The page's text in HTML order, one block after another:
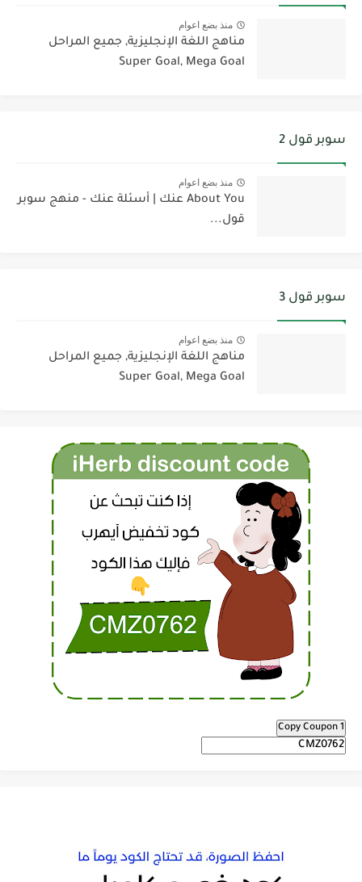
منذ بضع اعوام
مناهج اللغة الإنجليزية, جميع المراحل
Super Goal, Mega Goal
سوبر قول 2
منذ بضع اعوام
About You عنك | أسئلة عنك - منهج سوبر
قول...
سوبر قول 3
منذ بضع اعوام
مناهج اللغة الإنجليزية, جميع المراحل
Super Goal, Mega Goal
Copy Coupon 1